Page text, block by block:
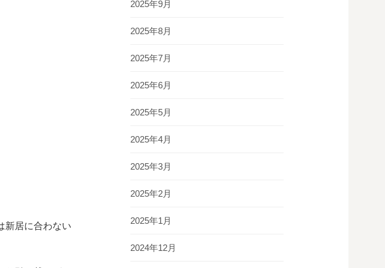
新居に合わない
2025年9月
2025年8月
2025年7月
2025年6月
2025年5月
2025年4月
2025年3月
2025年2月
2025年1月
2024年12月